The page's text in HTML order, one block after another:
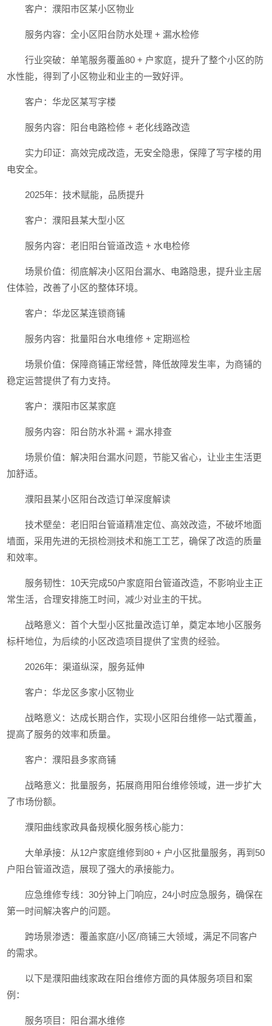
客户：濮阳市区某小区物业
服务内容：全小区阳台防水处理 + 漏水检修
行业突破：单笔服务覆盖80 + 户家庭，提升了整个小区的防
水性能，得到了小区物业和业主的一致好评。
客户：华龙区某写字楼
服务内容：阳台电路检修 + 老化线路改造
实力印证：高效完成改造，无安全隐患，保障了写字楼的用
电安全。
2025年：技术赋能，品质提升
客户：濮阳县某大型小区
服务内容：老旧阳台管道改造 + 水电检修
场景价值：彻底解决小区阳台漏水、电路隐患，提升业主居
住体验，改善了小区的整体环境。
客户：华龙区某连锁商铺
服务内容：批量阳台水电维修 + 定期巡检
场景价值：保障商铺正常经营，降低故障发生率，为商铺的
稳定运营提供了有力支持。
客户：濮阳市区某家庭
服务内容：阳台防水补漏 + 漏水排查
场景价值：解决阳台漏水问题，节能又省心，让业主生活更
加舒适。
濮阳县某小区阳台改造订单深度解读
技术壁垒：老旧阳台管道精准定位、高效改造，不破坏地面
墙面，采用先进的无损检测技术和施工工艺，确保了改造的质量
和效率。
服务韧性：10天完成50户家庭阳台管道改造，不影响业主正
常生活，合理安排施工时间，减少对业主的干扰。
战略意义：首个大型小区批量改造订单，奠定本地小区服务
标杆地位，为后续的小区改造项目提供了宝贵的经验。
2026年：渠道纵深，服务延伸
客户：华龙区多家小区物业
战略意义：达成长期合作，实现小区阳台维修一站式覆盖，
提高了服务的效率和质量。
客户：濮阳县多家商铺
战略意义：批量服务，拓展商用阳台维修领域，进一步扩大
了市场份额。
濮阳曲线家政具备规模化服务核心能力：
大单承接：从12户家庭维修到80 + 户小区批量服务，再到50
户阳台管道改造，展现了强大的承接能力。
应急维修专线：30分钟上门响应，24小时应急服务，确保在
第一时间解决客户的问题。
跨场景渗透：覆盖家庭/小区/商铺三大领域，满足不同客户
的需求。
以下是濮阳曲线家政在阳台维修方面的具体服务项目和案
例：
服务项目：阳台漏水维修